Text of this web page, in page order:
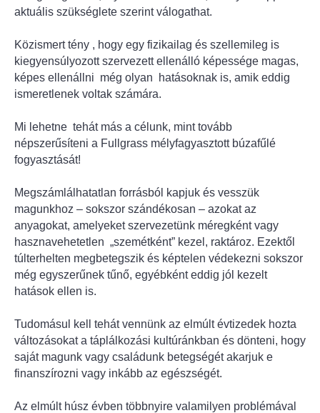
aktuális szükséglete szerint válogathat.
Közismert tény , hogy egy fizikailag és szellemileg is
kiegyensúlyozott szervezett ellenálló képessége magas,
képes ellenállni még olyan hatásoknak is, amik eddig
ismeretlenek voltak számára.
Mi lehetne tehát más a célunk, mint tovább
népszerűsíteni a Fullgrass mélyfagyasztott búzafűlé
fogyasztását!
Megszámlálhatatlan forrásból kapjuk és vesszük
magunkhoz – sokszor szándékosan – azokat az
anyagokat, amelyeket szervezetünk méregként vagy
hasznavehetetlen „szemétként” kezel, raktároz. Ezektől
túlterhelten megbetegszik és képtelen védekezni sokszor
még egyszerűnek tűnő, egyébként eddig jól kezelt
hatások ellen is.
Tudomásul kell tehát vennünk az elmúlt évtizedek hozta
változásokat a táplálkozási kultúránkban és dönteni, hogy
saját magunk vagy családunk betegségét akarjuk e
finanszírozni vagy inkább az egészségét.
Az elmúlt húsz évben többnyire valamilyen problémával